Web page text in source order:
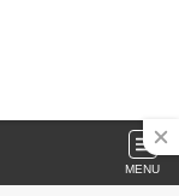
MENU